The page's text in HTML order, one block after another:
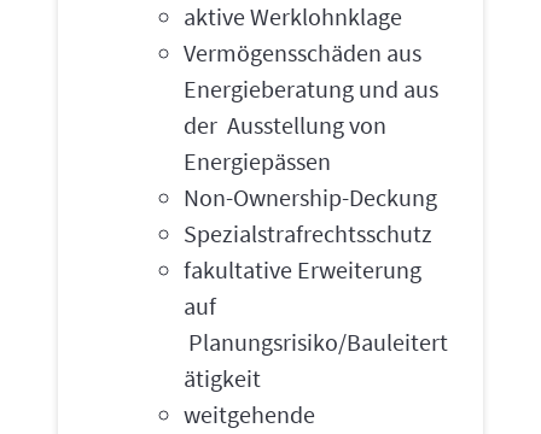
aktive Werklohnklage
Vermögensschäden aus
Energieberatung und aus
der Ausstellung von
Energiepässen
Non-Ownership-Deckung
Spezialstrafrechtsschutz
fakultative Erweiterung
auf
Planungsrisiko/Bauleitert
ätigkeit
weitgehende